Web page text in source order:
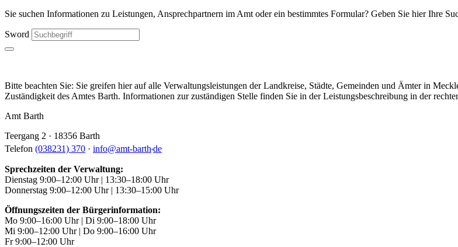
Sie suchen Informationen zu Leistungen, Ansprechpartnern im Amt oder ein bestimmtes Formular? Geben Sie hier Ihre
Sword
Bitte beachten Sie: Sie greifen hier auf alle Verwaltungsleistungen der Landkreise, Städte, Gemeinden und Ämter in
Zuständigkeit des Amtes Barth. Informationen zur zuständigen Stelle finden Sie in der Leistungsbeschreibung in der
Amt Barth
Teergang 2 · 18356 Barth
Telefon (038231) 370 · info@amt-barthde
Sprechzeiten der Verwaltung:
Dienstag 9:00–12:00 Uhr | 13:30–18:00 Uhr
Donnerstag 9:00–12:00 Uhr | 13:30–15:00 Uhr
Öffnungszeiten der Bürgerinformation:
Mo 9:00–16:00 Uhr | Di 9:00–18:00 Uhr
Mi 9:00–12:00 Uhr | Do 9:00–16:00 Uhr
Fr 9:00–12:00 Uhr